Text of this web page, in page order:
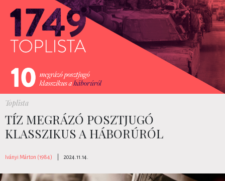
Toplista
TÍZ MEGRÁZÓ POSZTJUGÓ
KLASSZIKUS A HÁBORÚRÓL
Iványi Márton (1984) 2024.11.14.